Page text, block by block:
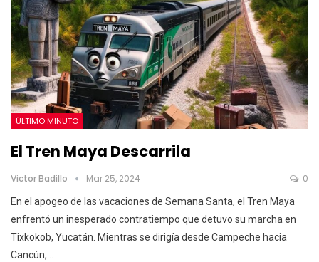
ÚLTIMO MINUTO
El Tren Maya Descarrila
Victor Badillo Mar 25, 2024 0
En el apogeo de las vacaciones de Semana Santa, el Tren Maya
enfrentó un inesperado contratiempo que detuvo su marcha en
Tixkokob, Yucatán. Mientras se dirigía desde Campeche hacia
Cancún,…